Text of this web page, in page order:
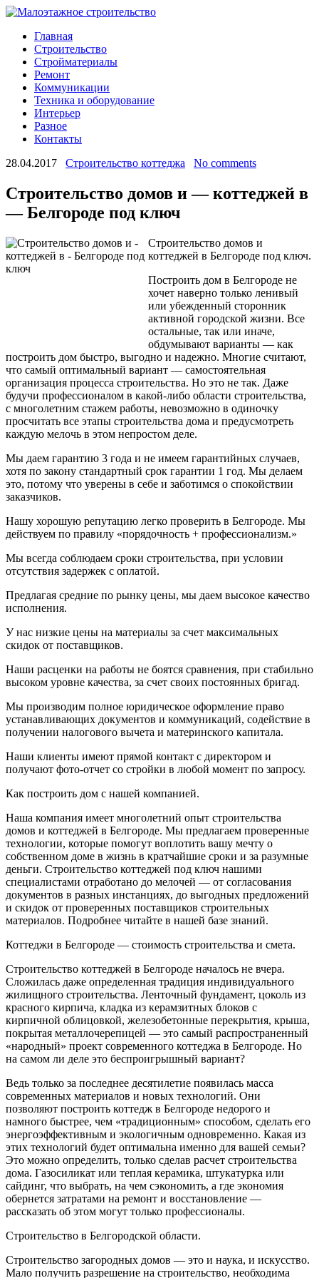
Главная
Строительство
Стройматериалы
Ремонт
Коммуникации
Техника и оборудование
Интерьер
Разное
Контакты
28.04.2017
Строительство коттеджа No comments
Строительство домов и — коттеджей в
— Белгороде под ключ
Строительство домов и
коттеджей в Белгороде под ключ.
Построить дом в Белгороде не
хочет наверно только ленивый
или убежденный сторонник
активной городской жизни. Все
остальные, так или иначе,
обдумывают варианты — как
построить дом быстро, выгодно и надежно. Многие считают,
что самый оптимальный вариант — самостоятельная
организация процесса строительства. Но это не так. Даже
будучи профессионалом в какой-либо области строительства,
с многолетним стажем работы, невозможно в одиночку
просчитать все этапы строительства дома и предусмотреть
каждую мелочь в этом непростом деле.
Мы даем гарантию 3 года и не имеем гарантийных случаев,
хотя по закону стандартный срок гарантии 1 год. Мы делаем
это, потому что уверены в себе и заботимся о спокойствии
заказчиков.
Нашу хорошую репутацию легко проверить в Белгороде. Мы
действуем по правилу «порядочность + профессионализм.»
Мы всегда соблюдаем сроки строительства, при условии
отсутствия задержек с оплатой.
Предлагая средние по рынку цены, мы даем высокое качество
исполнения.
У нас низкие цены на материалы за счет максимальных
скидок от поставщиков.
Наши расценки на работы не боятся сравнения, при стабильно
высоком уровне качества, за счет своих постоянных бригад.
Мы производим полное юридическое оформление право
устанавливающих документов и коммуникаций, содействие в
получении налогового вычета и материнского капитала.
Наши клиенты имеют прямой контакт с директором и
получают фото-отчет со стройки в любой момент по запросу.
Как построить дом с нашей компанией.
Наша компания имеет многолетний опыт строительства
домов и коттеджей в Белгороде. Мы предлагаем проверенные
технологии, которые помогут воплотить вашу мечту о
собственном доме в жизнь в кратчайшие сроки и за разумные
деньги. Строительство коттеджей под ключ нашими
специалистами отработано до мелочей — от согласования
документов в разных инстанциях, до выгодных предложений
и скидок от проверенных поставщиков строительных
материалов. Подробнее читайте в нашей базе знаний.
Коттеджи в Белгороде — стоимость строительства и смета.
Строительство коттеджей в Белгороде началось не вчера.
Сложилась даже определенная традиция индивидуального
жилищного строительства. Ленточный фундамент, цоколь из
красного кирпича, кладка из керамзитных блоков с
кирпичной облицовкой, железобетонные перекрытия, крыша,
покрытая металлочерепицей — это самый распространенный
«народный» проект современного коттеджа в Белгороде. Но
на самом ли деле это беспроигрышный вариант?
Ведь только за последнее десятилетие появилась масса
современных материалов и новых технологий. Они
позволяют построить коттедж в Белгороде недорого и
намного быстрее, чем «традиционным» способом, сделать его
энергоэффективным и экологичным одновременно. Какая из
этих технологий будет оптимальна именно для вашей семьи?
Это можно определить, только сделав расчет строительства
дома. Газосиликат или теплая керамика, штукатурка или
сайдинг, что выбрать, на чем сэкономить, а где экономия
обернется затратами на ремонт и восстановление —
рассказать об этом могут только профессионалы.
Строительство в Белгородской области.
Строительство загородных домов — это и наука, и искусство.
Мало получить разрешение на строительство, необходима